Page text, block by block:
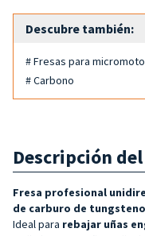
Descubre también:
# Fresas para
# Carbono
Descripción
Fresa profesional
de carburo de
Ideal para rebajar uñas